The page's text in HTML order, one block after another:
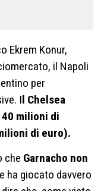
Ekrem Konur,
il Napoli
per
Il Chelsea
milioni di
di euro).
che Garnacho non
ha giocato davvero